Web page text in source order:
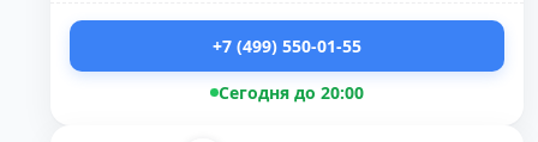
+7 (499) 550-01-55
Сегодня до 20:00